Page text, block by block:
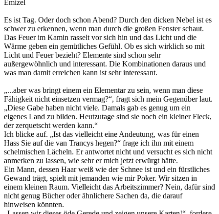
Emizel
Es ist Tag. Oder doch schon Abend? Durch den dicken Nebel ist es
schwer zu erkennen, wenn man durch die großen Fenster schaut.
Das Feuer im Kamin rasselt vor sich hin und das Licht und die
Wärme geben ein gemütliches Gefühl. Ob es sich wirklich so mit
Licht und Feuer bezieht? Elemente sind schon sehr
außergewöhnlich und interessant. Die Kombinationen daraus und
was man damit erreichen kann ist sehr interessant.
„...aber was bringt einem ein Elementar zu sein, wenn man diese
Fähigkeit nicht einsetzen vermag?“, fragt sich mein Gegenüber laut.
„Diese Gabe haben nicht viele. Damals gab es genug um ein
eigenes Land zu bilden. Heutzutage sind sie noch ein kleiner Fleck,
der zerquetscht werden kann.“
Ich blicke auf. „Ist das vielleicht eine Andeutung, was für einen
Hass Sie auf die van Trancys hegen?“ frage ich ihn mit einem
schelmischen Lächeln. Er antwortet nicht und versucht es sich nicht
anmerken zu lassen, wie sehr er mich jetzt erwürgt hätte.
Ein Mann, dessen Haar weiß wie der Schnee ist und ein fürstliches
Gewand trägt, spielt mit jemanden wie mir Poker. Wir sitzen in
einem kleinen Raum. Vielleicht das Arbeitszimmer? Nein, dafür sind
nicht genug Bücher oder ähnlichere Sachen da, die darauf
hinweisen könnten.